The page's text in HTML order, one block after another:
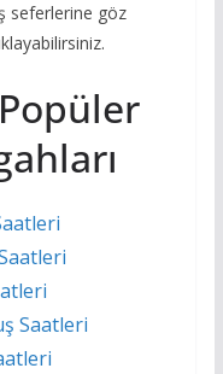
seferlerine göz
Saatleri